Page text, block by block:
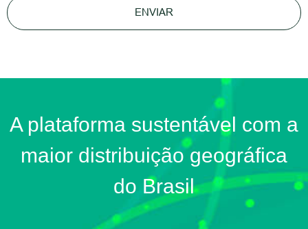
A plataforma sustentável com a
maior distribuição geográfica
do Brasil